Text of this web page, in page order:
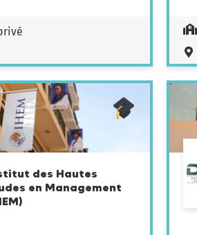
des Hautes
en Management